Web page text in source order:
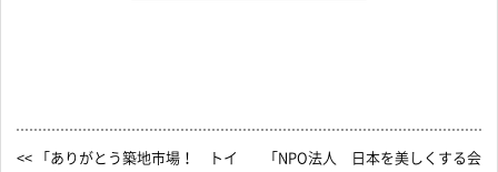
<< 「ありがとう築地市場！ トイ
「NPO法人 日本を美しくする会